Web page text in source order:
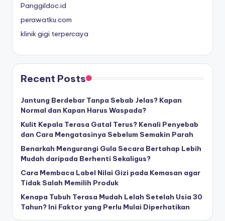
Panggildoc.id
perawatku.com
klinik gigi terpercaya
Recent Posts
Jantung Berdebar Tanpa Sebab Jelas? Kapan
Normal dan Kapan Harus Waspada?
Kulit Kepala Terasa Gatal Terus? Kenali Penyebab
dan Cara Mengatasinya Sebelum Semakin Parah
Benarkah Mengurangi Gula Secara Bertahap Lebih
Mudah daripada Berhenti Sekaligus?
Cara Membaca Label Nilai Gizi pada Kemasan agar
Tidak Salah Memilih Produk
Kenapa Tubuh Terasa Mudah Lelah Setelah Usia 30
Tahun? Ini Faktor yang Perlu Mulai Diperhatikan